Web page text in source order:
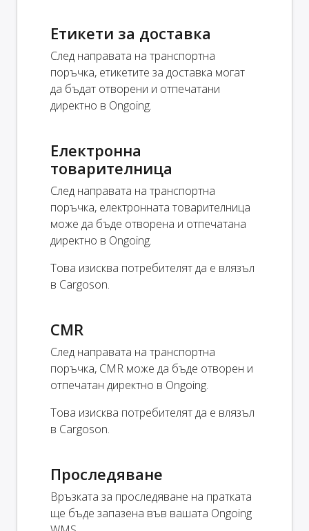
Етикети за доставка
След направата на транспортна
поръчка, етикетите за доставка могат
да бъдат отворени и отпечатани
директно в Ongoing.
Електронна
товарителница
След направата на транспортна
поръчка, електронната товарителница
може да бъде отворена и отпечатана
директно в Ongoing.
Това изисква потребителят да е влязъл
в Cargoson.
CMR
След направата на транспортна
поръчка, CMR може да бъде отворен и
отпечатан директно в Ongoing.
Това изисква потребителят да е влязъл
в Cargoson.
Проследяване
Връзката за проследяване на пратката
ще бъде запазена във вашата Ongoing